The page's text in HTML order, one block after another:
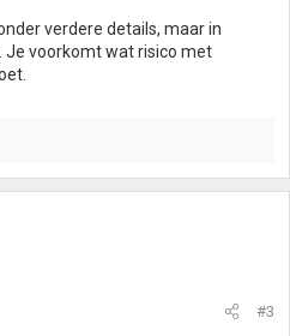
verdere details, maar in
Je voorkomt wat risico met
#3